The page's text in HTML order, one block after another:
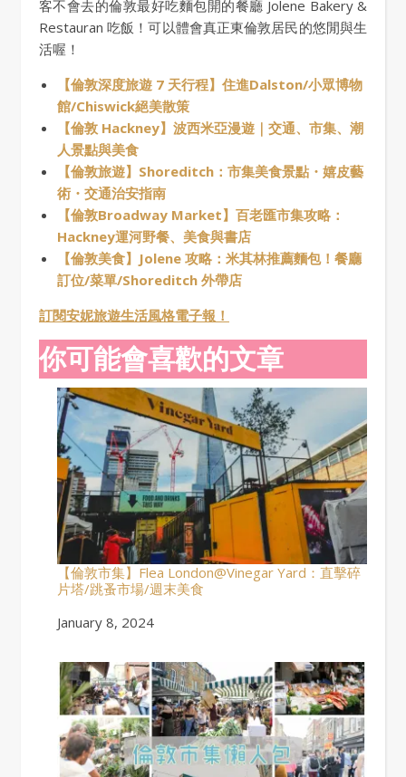
客不會去的倫敦最好吃麵包開的餐廳 Jolene Bakery &
Restauran 吃飯！可以體會真正東倫敦居民的悠閒與生
活喔！
【倫敦深度旅遊 7 天行程】住進Dalston/小眾博物
館/Chiswick絕美散策
【倫敦 Hackney】波西米亞漫遊｜交通、市集、潮
人景點與美食
【倫敦旅遊】Shoreditch：市集美食景點・嬉皮藝
術・交通治安指南
【倫敦Broadway Market】百老匯市集攻略：
Hackney運河野餐、美食與書店
【倫敦美食】Jolene 攻略：米其林推薦麵包！餐廳
訂位/菜單/Shoreditch 外帶店
訂閱安妮旅遊生活風格電子報！
你可能會喜歡的文章
【倫敦市集】Flea London@Vinegar Yard：直擊碎
片塔/跳蚤市場/週末美食
Date
January 8, 2024